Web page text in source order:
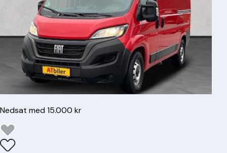
Nedsat med 15.000 kr